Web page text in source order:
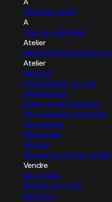
Véhicules neufs
A
Tous les véhicules
Atelier
RévisionPneumatique et
Atelier
Révision
Pneumatique et roue
Climatisation
Freins et amortisseurs
Pré-contrôle technique
Carrosserie
Mécanique
Vitrage
Trouvez le service
Vendre
Ma voiture
Gratuit en 2 min
Ma moto